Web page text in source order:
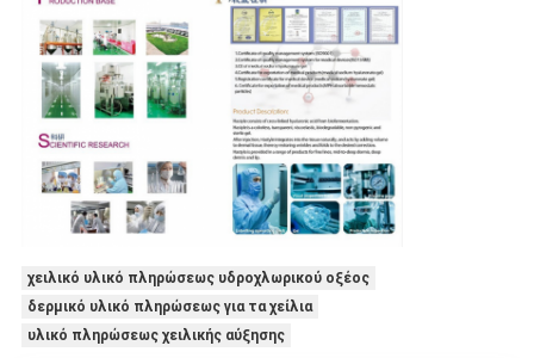
χειλικό υλικό πληρώσεως υδροχλωρικού οξέος
δερμικό υλικό πληρώσεως για τα χείλια
υλικό πληρώσεως χειλικής αύξησης